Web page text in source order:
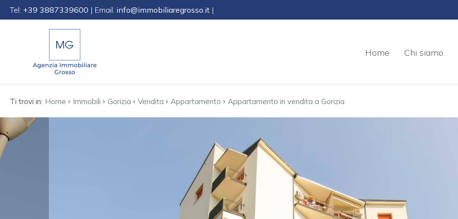
Tel: +39 3887339600 | Email: info@immobiliaregrosso.it |
Home Chi siamo
Ti trovi in: Home › Immobili › Gorizia › Vendita › Appartamento › Appartamento in vendita a Gorizia
HOME
Codice
Contratto
Qualsiasi
Vendita